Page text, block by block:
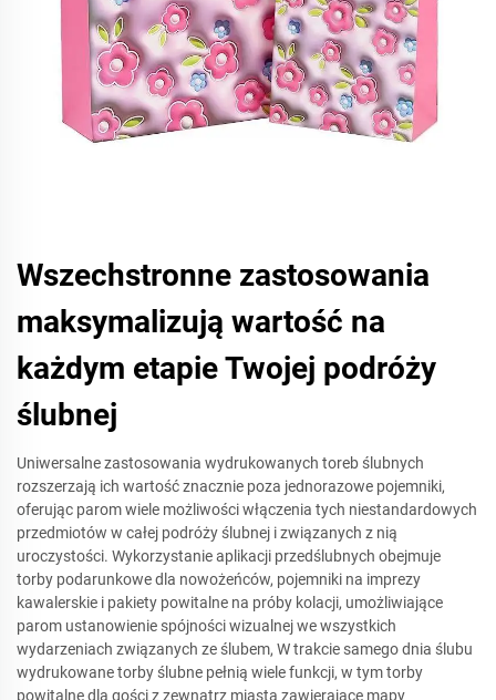
Wszechstronne zastosowania
maksymalizują wartość na
każdym etapie Twojej podróży
ślubnej
Uniwersalne zastosowania wydrukowanych toreb ślubnych
rozszerzają ich wartość znacznie poza jednorazowe pojemniki,
oferując parom wiele możliwości włączenia tych niestandardowych
przedmiotów w całej podróży ślubnej i związanych z nią
uroczystości. Wykorzystanie aplikacji przedślubnych obejmuje
torby podarunkowe dla nowożeńców, pojemniki na imprezy
kawalerskie i pakiety powitalne na próby kolacji, umożliwiające
parom ustanowienie spójności wizualnej we wszystkich
wydarzeniach związanych ze ślubem, W trakcie samego dnia ślubu
wydrukowane torby ślubne pełnią wiele funkcji, w tym torby
powitalne dla gości z zewnątrz miasta zawierające mapy